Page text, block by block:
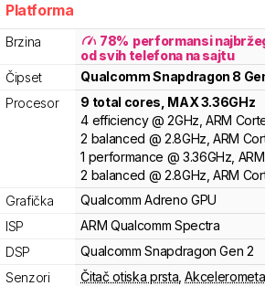
Platforma
Brzina 78% performansi
od svih telefona na sajtu
Čipset
QualcommSnapdragon 8
Procesor
9 total cores , MAX3.36GHz
4 efficiency @ 2GHz,ARM
2 balanced @ 2.8GHz,ARM
1 performance @ 3.36GHz, ARM
2 balanced @ 2.8GHz,ARM
Grafička
Qualcomm Adreno GPU
ISP
ARM Qualcomm Spectra
DSP
Qualcomm Snapdragon Gen 2
Senzori
Čitač otiska prsta ,